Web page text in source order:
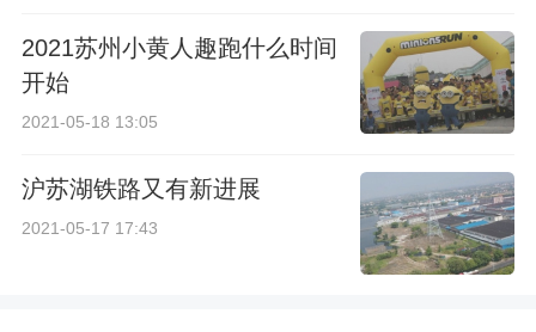
2021苏州小黄人趣跑什么时间
开始
2021-05-18 13:05
沪苏湖铁路又有新进展
2021-05-17 17:43